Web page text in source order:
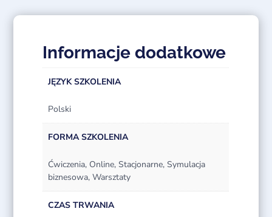
Informacje dodatkowe
JĘZYK SZKOLENIA
Polski
FORMA SZKOLENIA
Ćwiczenia, Online, Stacjonarne, Symulacja
biznesowa, Warsztaty
CZAS TRWANIA